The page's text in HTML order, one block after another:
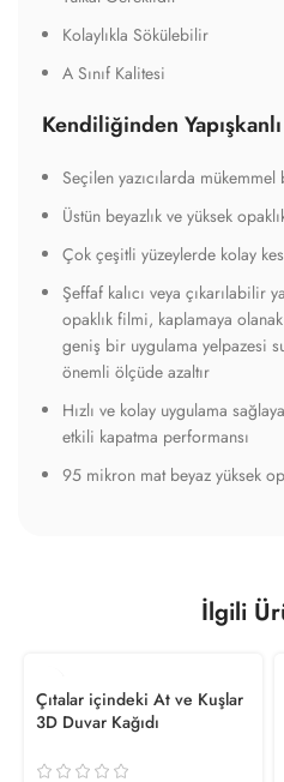
Kolaylıkla Sökülebilir
A Sınıf Kalitesi
Kendiliğinden
Seçilen yazıcılarda
Üstün beyazlık ve yüksek
Çok çeşitli yüzeylerde kolay
Şeffaf kalıcı veya çıkarılabilir
opaklık filmi, kaplamaya
geniş bir uygulama yelpazesi
önemli ölçüde azaltır
Hızlı ve kolay uygulama
etkili kapatma performansı
95 mikron mat beyaz yüksek
İlgili
Çıtalar içindeki At ve Kuşlar
3D Duvar Kağıdı